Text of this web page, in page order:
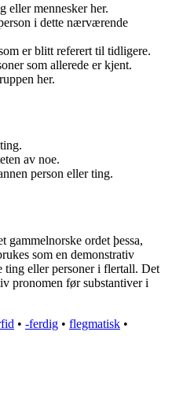
eller mennesker her.
i dette nærværende
er blitt referert til tidligere.
som allerede er kjent.
her.
av noe.
person eller ting.
gammelnorske ordet þessa,
som en demonstrativ
eller personer i flertall. Det
pronomen før substantiver i
• -ferdig • flegmatisk •